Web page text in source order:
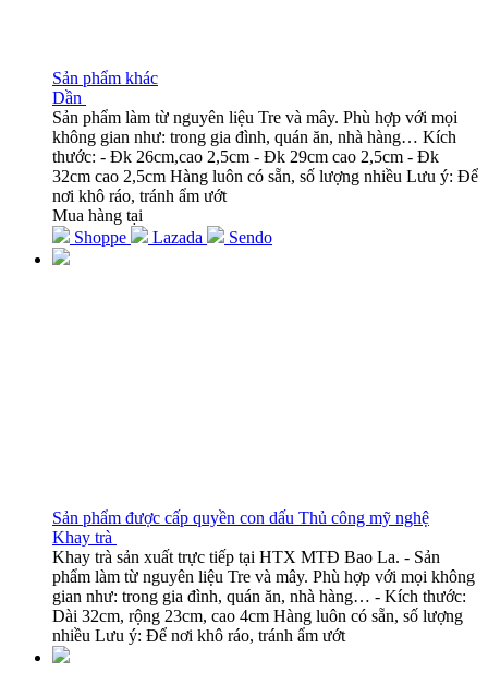
Sản phẩm khác
Dần
Sản phẩm làm từ nguyên liệu Tre và mây. Phù hợp với mọi
không gian như: trong gia đình, quán ăn, nhà hàng… Kích
thước: - Đk 26cm,cao 2,5cm - Đk 29cm cao 2,5cm - Đk
32cm cao 2,5cm Hàng luôn có sẵn, số lượng nhiều Lưu ý: Để
nơi khô ráo, tránh ẩm ướt
Mua hàng tại
Shoppe
Lazada Sendo
Sản phẩm được cấp quyền con dấu Thủ công mỹ nghệ
Khay trà
Khay trà sản xuất trực tiếp tại HTX MTĐ Bao La. - Sản
phẩm làm từ nguyên liệu Tre và mây. Phù hợp với mọi không
gian như: trong gia đình, quán ăn, nhà hàng… - Kích thước:
Dài 32cm, rộng 23cm, cao 4cm Hàng luôn có sẵn, số lượng
nhiều Lưu ý: Để nơi khô ráo, tránh ẩm ướt